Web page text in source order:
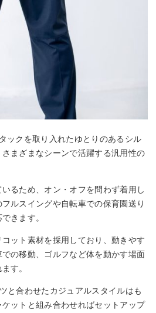
ックを取り入れたゆとりのあるシル
まざまなシーンで活躍する汎用性の
るため、オン・オフを問わず着用し
ルスイングや自転車での保育園送り
きます。
ット素材を採用しており、動きやす
の移動、ゴルフなど体を動かす場面
す。
と合わせたカジュアルスタイルはも
ットと組み合わせればセットアップ